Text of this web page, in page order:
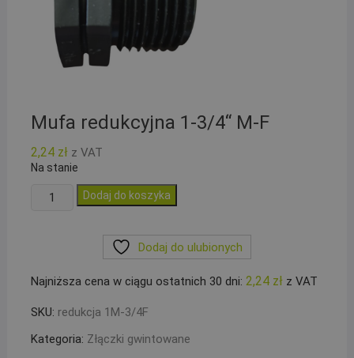
Mufa redukcyjna 1-3/4“ M-F
2,24 zł z VAT
Na stanie
ilość
M-
F
Dodaj do koszyka
Dodaj do ulubionych
Najniższa cena w ciągu ostatnich 30 dni: 2,24 złz VAT
SKU: redukcja 1M-3/4F
Kategoria: Złączki gwintowane